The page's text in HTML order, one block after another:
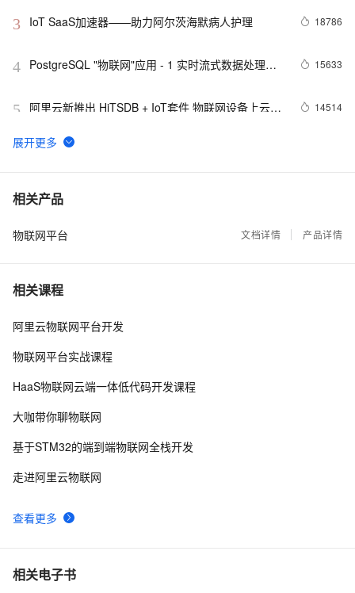
3 IoT SaaS加速器——助力阿尔茨海默病人护理 18786
4 PostgreSQL "物联网"应用 - 1 实时流式数据处理案
15633
5
阿里云新推出 HiTSDB + IoT套件 物联网设备上云步
14514
6 AIoT设备上云最佳实践集锦【持续更新，建议收藏】
7 【直播回顾】小眯眼摄像头产品培训 - 物联网爆品推
8 阿里云物联网消息透传设备端payLoad设置问题 12908
9
KafKa+OTS+MaxCompute 完成了一次物联网系统
10AliOS Things 3.0应用笔记：http client简单应用
相关产品
物联网平台 文档详情 产品详情
相关课程
查看更多
阿里云物联网平台开发
物联网平台实战课程
HaaS物联网云端一体低代码开发课程
大咖带你聊物联网
基于STM32的端到端物联网全栈开发
走进阿里云物联网
相关电子书